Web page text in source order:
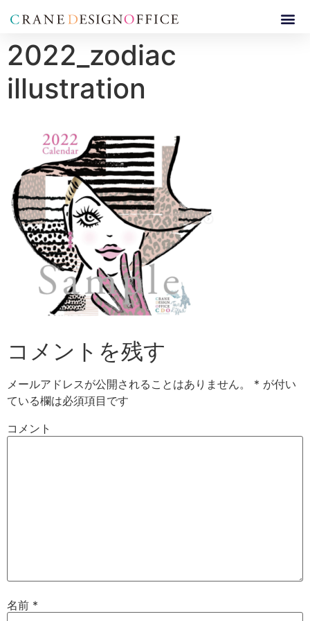
2022_zodiac
illustration
コメントを残す
メールアドレスが公開されることはありません。 * が付い
ている欄は必須項目です
コメント
名前 *